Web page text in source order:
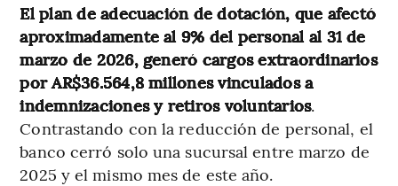
El plan de adecuación de dotación, que afectó
aproximadamente al 9% del personal al 31 de
marzo de 2026, generó cargos extraordinarios
por AR$36.564,8 millones vinculados a
indemnizaciones y retiros voluntarios.
Contrastando con la reducción de personal, el
banco cerró solo una sucursal entre marzo de
2025 y el mismo mes de este año.